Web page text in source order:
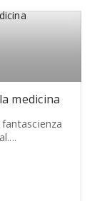
medicina